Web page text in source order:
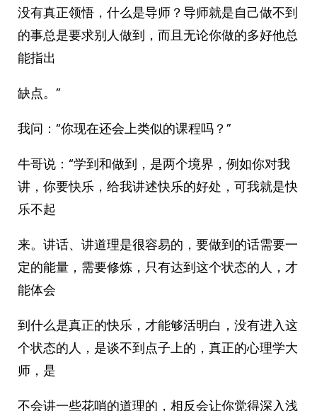
没有真正领悟，什么是导师？导师就是自己做不到
的事总是要求别人做到，而且无论你做的多好他总
能指出
缺点。”
我问：“你现在还会上类似的课程吗？”
牛哥说：“学到和做到，是两个境界，例如你对我
讲，你要快乐，给我讲述快乐的好处，可我就是快
乐不起
来。讲话、讲道理是很容易的，要做到的话需要一
定的能量，需要修炼，只有达到这个状态的人，才
能体会
到什么是真正的快乐，才能够活明白，没有进入这
个状态的人，是谈不到点子上的，真正的心理学大
师，是
不会讲一些花哨的道理的，相反会让你觉得深入浅